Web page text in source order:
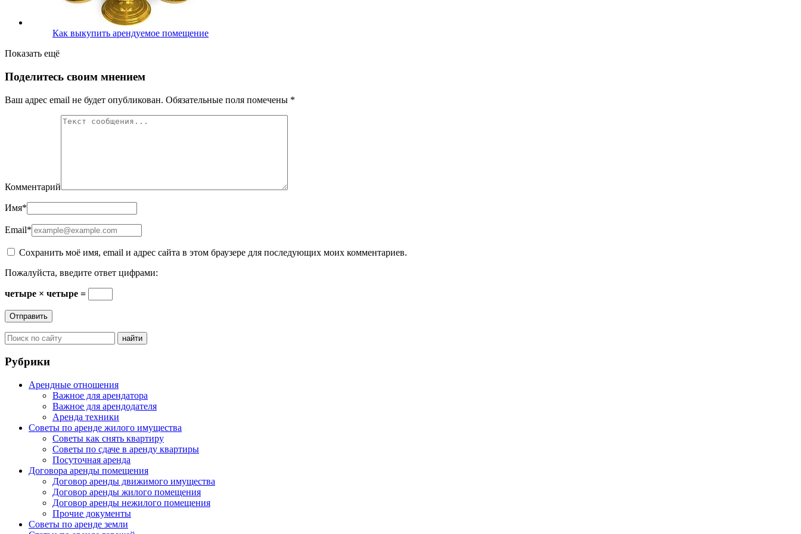
Как выкупить арендуемое помещение
Показать ещё
Поделитесь своим мнением
Ваш адрес email не будет опубликован. Обязательные поля помечены *
Комментарий
Имя*
Email*
Сохранить моё имя, email и адрес сайта в этом браузере для последующих моих комментариев.
Пожалуйста, введите ответ цифрами:
четыре × четыре =
Рубрики
Арендные отношения
Важное для арендатора
Важное для арендодателя
Аренда техники
Советы по аренде жилого имущества
Советы как снять квартиру
Советы по сдаче в аренду квартиры
Посуточная аренда
Договора аренды помещения
Договор аренды движимого имущества
Договор аренды жилого помещения
Договор аренды нежилого помещения
Прочие документы
Советы по аренде земли